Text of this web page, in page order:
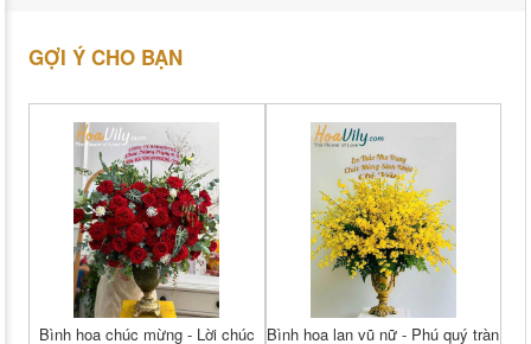
GỢI Ý CHO BẠN
Bình hoa chúc mừng - Lời chúc
Bình hoa lan vũ nữ - Phú quý tràn